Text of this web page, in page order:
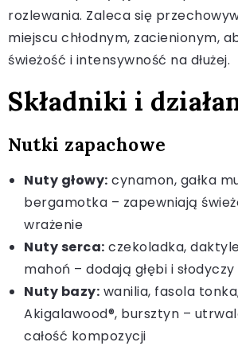
rozlewania. Zaleca się
miejscu chłodnym, zacienionym,
świeżość i intensywność na dłużej.
Składniki i
Nutki zapachowe
Nuty głowy: cynamon, gałka
bergamotka – zapewniają
wrażenie
Nuty serca: czekoladka,
mahoń – dodają głębi i słodyczy
Nuty bazy: wanilia, fasola
Akigalawood®, bursztyn –
całość kompozycji